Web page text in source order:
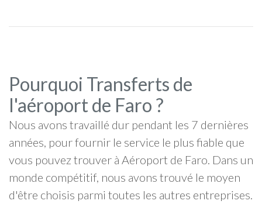
Pourquoi Transferts de
l'aéroport de Faro ?
Nous avons travaillé dur pendant les 7 dernières
années, pour fournir le service le plus fiable que
vous pouvez trouver à Aéroport de Faro. Dans un
monde compétitif, nous avons trouvé le moyen
d'être choisis parmi toutes les autres entreprises.